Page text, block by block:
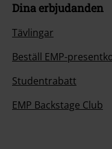
Dina erbjudanden
Tävlingar
Beställ EMP-
Studentrabatt
EMP Backstage Club